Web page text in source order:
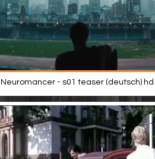
Neuromancer - s01 teaser (deutsch) hd